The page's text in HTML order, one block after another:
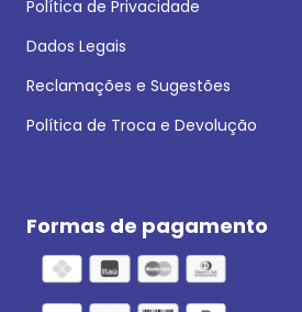
Política de Privacidade
Dados Legais
Reclamações e Sugestões
Política de Troca e Devolução
Formas de pagamento